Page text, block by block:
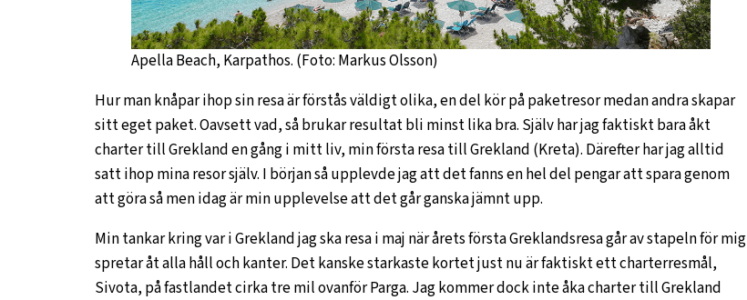
Apella Beach, Karpathos. (Foto: Markus Olsson)
Hur man knåpar ihop sin resa är förstås väldigt olika, en del kör på paketresor medan andra skapar
sitt eget paket. Oavsett vad, så brukar resultat bli minst lika bra. Själv har jag faktiskt bara åkt
charter till Grekland en gång i mitt liv, min första resa till Grekland (Kreta). Därefter har jag alltid
satt ihop mina resor själv. I början så upplevde jag att det fanns en hel del pengar att spara genom
att göra så men idag är min upplevelse att det går ganska jämnt upp.
Min tankar kring var i Grekland jag ska resa i maj när årets första Greklandsresa går av stapeln för mig
spretar åt alla håll och kanter. Det kanske starkaste kortet just nu är faktiskt ett charterresmål,
Sivota, på fastlandet cirka tre mil ovanför Parga. Jag kommer dock inte åka charter till Grekland